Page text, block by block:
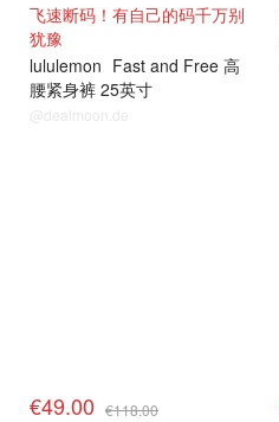
飞速断码！有自己的码千万别
犹豫
lululemon Fast and Free 高
腰紧身裤 25英寸
@dealmoon.de
€49.00 €118.00